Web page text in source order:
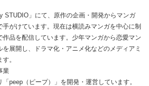
STUDIO」にて、原作の企画・開発からマンガ
がけています。現在は横読みマンガを中心に制
作品を配信しています。少年マンガから恋愛マン
を展開し、ドラマ化・アニメ化などのメディアミ
。
業
peep（ピープ）」を開発・運営しています。